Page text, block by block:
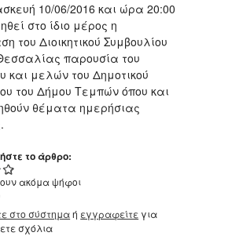
10/06/2016 και ώρα 20:00
στο ίδιο μέρος η
του Διοικητικού Συμβουλίου
παρουσία του
και μελών του Δημοτικού
του Δήμου Τεμπών όπου και
θέματα ημερήσιας
το άρθρο:
ακόμα ψήφοι
στο σύστημαή εγγραφείτε για
σχόλια